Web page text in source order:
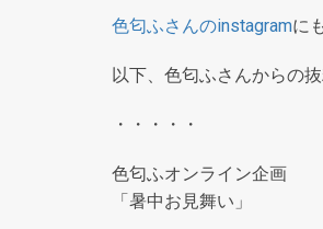
色匂ふさんのinstagramに
以下、色匂ふさんからの
・・・・・
色匂ふオンライン企画
「暑中お見舞い」